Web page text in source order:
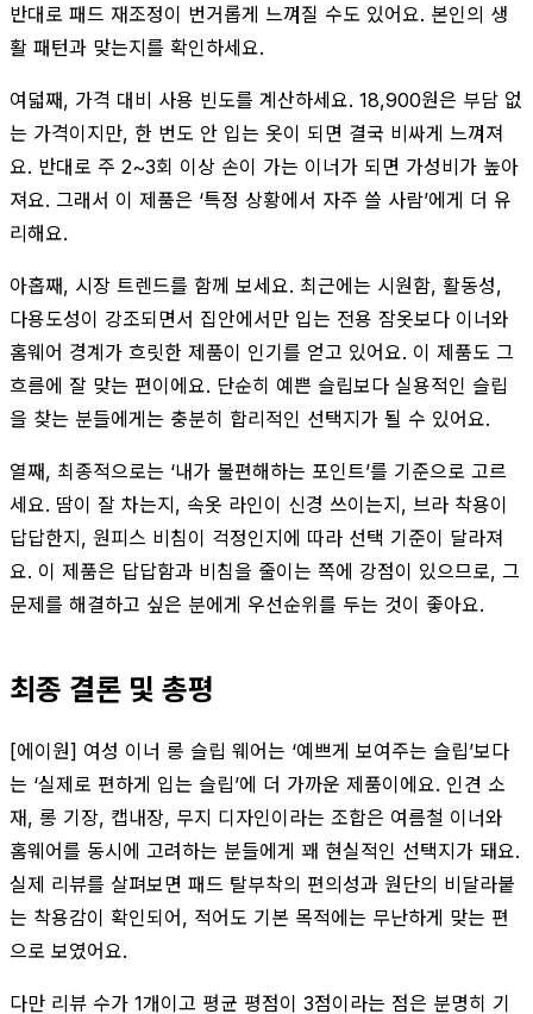
반대로 패드 재조정이 번거롭게 느껴질 수도 있어요. 본인의 생
활 패턴과 맞는지를 확인하세요.
여덟째, 가격 대비 사용 빈도를 계산하세요. 18,900원은 부담 없
는 가격이지만, 한 번도 안 입는 옷이 되면 결국 비싸게 느껴져
요. 반대로 주 2~3회 이상 손이 가는 이너가 되면 가성비가 높아
져요. 그래서 이 제품은 ‘특정 상황에서 자주 쓸 사람’에게 더 유
리해요.
아홉째, 시장 트렌드를 함께 보세요. 최근에는 시원함, 활동성,
다용도성이 강조되면서 집안에서만 입는 전용 잠옷보다 이너와
홈웨어 경계가 흐릿한 제품이 인기를 얻고 있어요. 이 제품도 그
흐름에 잘 맞는 편이에요. 단순히 예쁜 슬립보다 실용적인 슬립
을 찾는 분들에게는 충분히 합리적인 선택지가 될 수 있어요.
열째, 최종적으로는 ‘내가 불편해하는 포인트’를 기준으로 고르
세요. 땀이 잘 차는지, 속옷 라인이 신경 쓰이는지, 브라 착용이
답답한지, 원피스 비침이 걱정인지에 따라 선택 기준이 달라져
요. 이 제품은 답답함과 비침을 줄이는 쪽에 강점이 있으므로, 그
문제를 해결하고 싶은 분에게 우선순위를 두는 것이 좋아요.
최종 결론 및 총평
[에이원] 여성 이너 롱 슬립 웨어는 ‘예쁘게 보여주는 슬립’보다
는 ‘실제로 편하게 입는 슬립’에 더 가까운 제품이에요. 인견 소
재, 롱 기장, 캡내장, 무지 디자인이라는 조합은 여름철 이너와
홈웨어를 동시에 고려하는 분들에게 꽤 현실적인 선택지가 돼요.
실제 리뷰를 살펴보면 패드 탈부착의 편의성과 원단의 비달라붙
는 착용감이 확인되어, 적어도 기본 목적에는 무난하게 맞는 편
으로 보였어요.
다만 리뷰 수가 1개이고 평균 평점이 3점이라는 점은 분명히 기